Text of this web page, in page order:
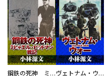
鋼鉄の死神 ミヒャエル・ビットマン戦記 ヴェトナム・ウォー VIETNAM WAR